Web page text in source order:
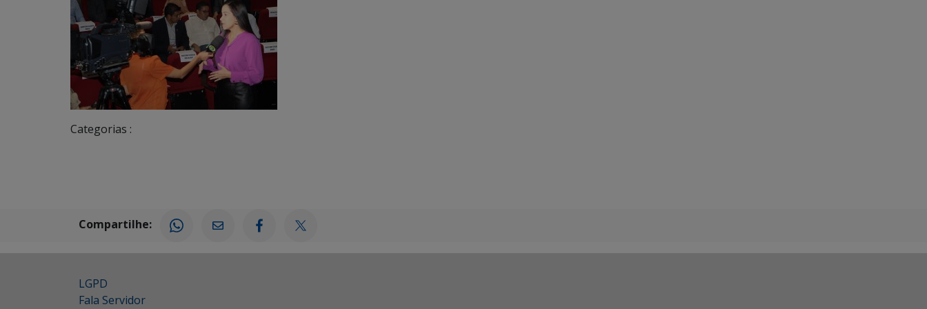
Categorias :
Compartilhe:
LGPD
Fala Servidor